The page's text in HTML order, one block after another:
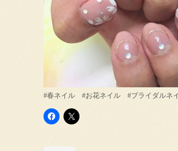
#春ネイル #お花ネイル #ブライダル